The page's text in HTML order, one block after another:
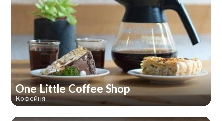
One Little Coffee Shop
Кофейня